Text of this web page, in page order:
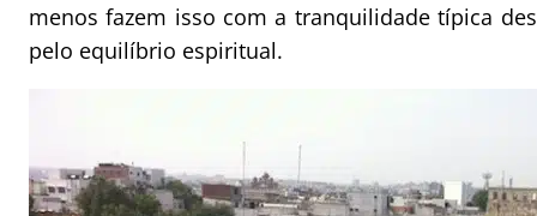
menos fazem isso com a tranquilidade típica
pelo equilíbrio espiritual.